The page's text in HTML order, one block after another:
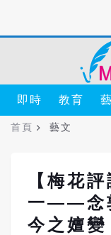
即時 教育
首頁 藝文
【梅花
一——念
今之嬗變